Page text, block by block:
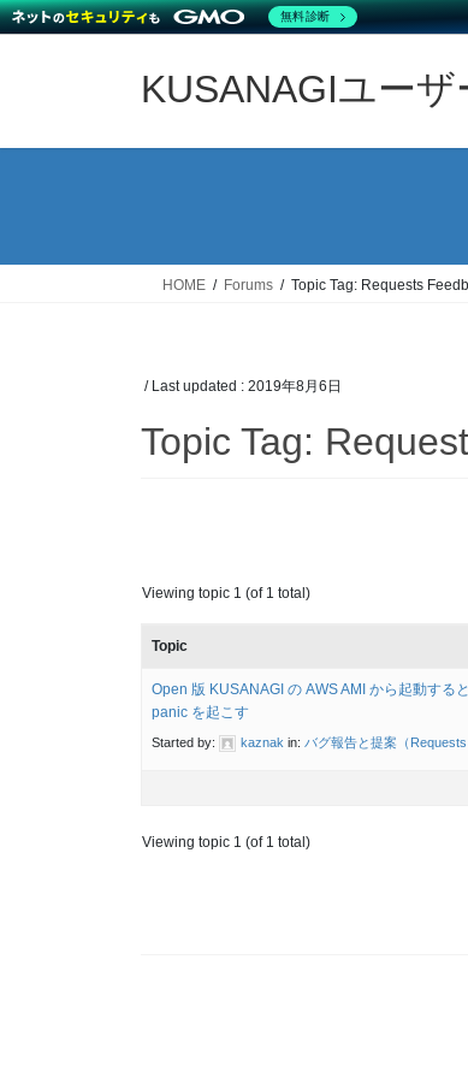
KUSANAGIユー
HOME Forums Topic Tag: Requests
/ Last updated : 2019年8月6日
Topic Tag:
Viewing topic 1 (of 1 total)
Topic
Open 版 KUSANAGI の AWS AMI から起動する
panic を起こす
Started by: kaznak in: バグ報告と提案（Requests
Viewing topic 1 (of 1 total)
無料診断